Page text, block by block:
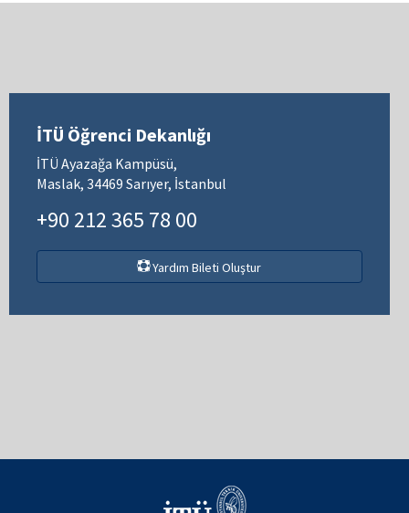
İTÜ Öğrenci Dekanlığı
İTÜ Ayazağa Kampüsü,
Maslak, 34469 Sarıyer, İstanbul
+90 212 365 78 00
Yardım Bileti Oluştur